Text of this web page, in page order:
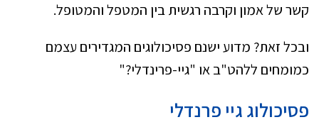
קשר של אמון וקרבה רגשית בין המטפל והמטופל.
ובכל זאת? מדוע ישנם פסיכולוגים המגדירים עצמם
כמומחים ללהט"ב או "גיי-פרינדלי?"
פסיכולוג גיי פרנדלי